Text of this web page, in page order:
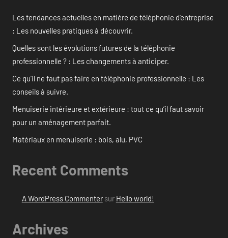
Les tendances actuelles en matière de téléphonie d’entreprise
: Les nouvelles pratiques à découvrir.
Quelles sont les évolutions futures de la téléphonie
professionnelle ? : Les changements à anticiper.
Ce qu’il ne faut pas faire en téléphonie professionnelle : Les
conseils à suivre.
Menuiserie intérieure et extérieure : tout ce qu’il faut savoir
pour un aménagement parfait.
Matériaux en menuiserie : bois, alu, PVC
Recent Comments
A WordPress Commentersur Hello world!
Archives